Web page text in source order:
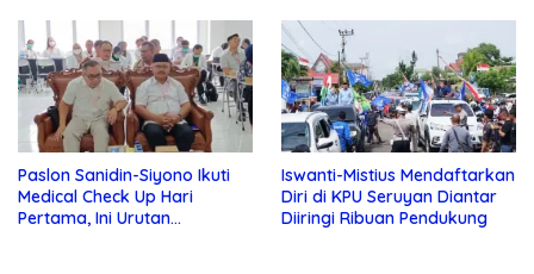
Paslon Sanidin-Siyono Ikuti
Medical Check Up Hari
Pertama, Ini Urutan
Iswanti-Mistius Mendaftarkan
Diri di KPU Seruyan Diantar
Diiringi Ribuan Pendukung